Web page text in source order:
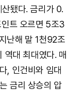
됐다. 금리가 0.
트 오르면 5조3
난해 말 1천92조
대 최대였다. 매
, 인건비와 임대
금리 상승의 압